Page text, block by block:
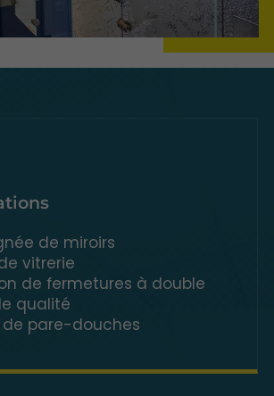
de miroirs
vitrerie
de fermetures à double
qualité
pare-douches